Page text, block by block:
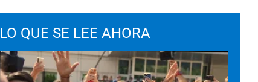
LO QUE SE LEE AHORA